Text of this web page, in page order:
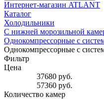
Интернет-магазин ATLANT
Каталог
Холодильники
С нижней морозильной
Однокомпрессорные с
Однокомпрессорные с
Фильтр
Цена
37680 руб.
57360 руб.
Количество камер